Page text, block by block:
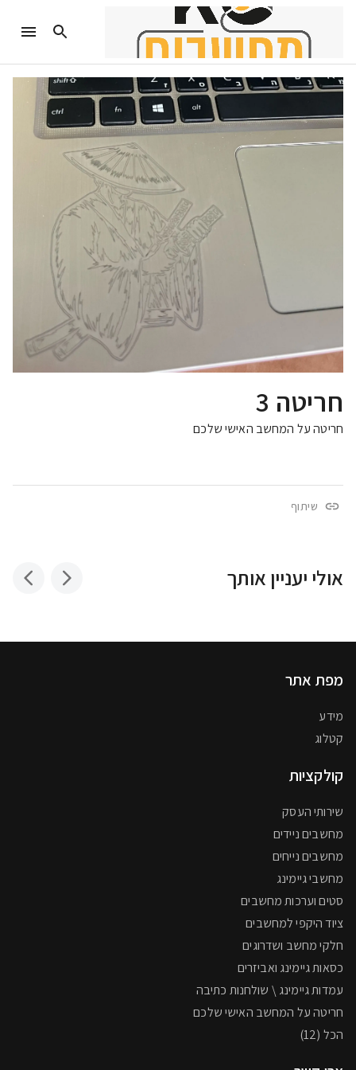
חריטה 3
חריטה על המחשב האישי שלכם
שיתוף
אולי יעניין אותך
מפת אתר
מידע
קטלוג
קולקציות
שירותי העסק
מחשבים ניידים
מחשבים נייחים
מחשבי גיימינג
סטים וערכות מחשבים
ציוד היקפי למחשבים
חלקי מחשב ושדרוגים
כסאות גיימינג ואביזרים
עמדות גיימינג \ שולחנות כתיבה
חריטה על המחשב האישי שלכם
הכל (12)